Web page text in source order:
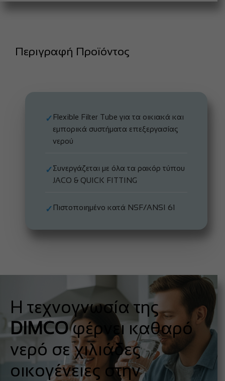
Περιγραφή Προϊόντος
✓ Flexible Filter Tube για τα οικιακά και
εμπορικά συστήματα επεξεργασίας
νερού
✓Συνεργάζεται με όλα τα ρακόρ τύπου
JACO & QUICK FITTING
✓ Πιστοποιημένο κατά NSF/ANSI 61
Η τεχνογνωσία της
DIMCOφέρνει καθαρό
νερό σε χιλιάδες
οικογένειες στην